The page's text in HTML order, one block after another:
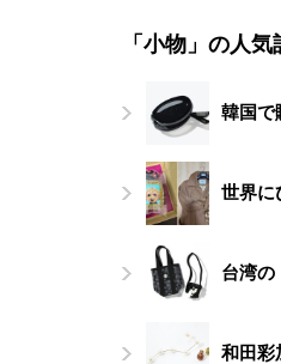
「小物」の人気
韓国で
世界に
台湾の
和田彩